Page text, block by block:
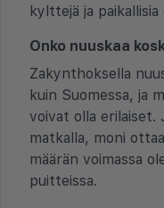
kylttejä ja paikallisia
Onko nuuskaa
Zakynthoksella
kuin Suomessa, ja
voivat olla erilaiset.
matkalla, moni
määrän voimassa
puitteissa.